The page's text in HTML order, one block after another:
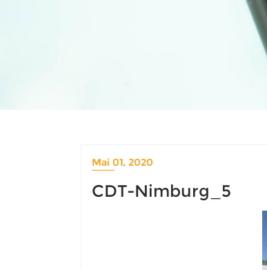
Mai 01, 2020
CDT-Nimburg_5